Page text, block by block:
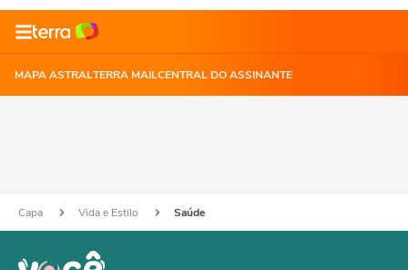
MAPA ASTRALTERRA MAILCENTRAL DO ASSINANTE
Capa Vida e Estilo Saúde